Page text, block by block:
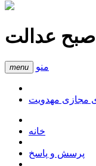
عدالت
menu منو
مجازی مهدویت
خانه
پرسش و پاسخ